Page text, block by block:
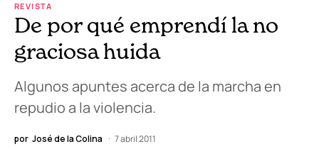
REVISTA
De por qué emprendí la no
graciosa huida
Algunos apuntes acerca de la marcha en
repudio a la violencia.
por José de la Colina 7 abril 2011